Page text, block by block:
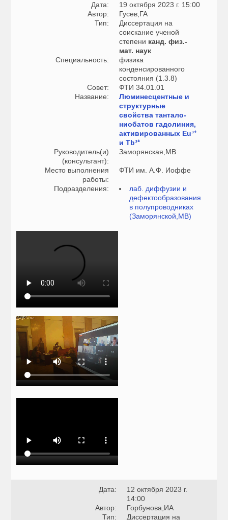
Дата:
19 октября 2023 г. 15:00
Автор:
Гусев,ГА
Тип:
Диссертация на
соискание ученой
степени канд. физ.-
мат. наук
Специальность:
физика
конденсированного
состояния (1.3.8)
Совет:
ФТИ 34.01.01
Название:
Люминесцентные и
структурные
свойства тантало-
ниобатов гадолиния,
активированных Eu³⁺
и Tb³⁺
Руководитель(и)
(консультант):
Заморянская,МВ
Место выполнения
работы:
ФТИ им. А.Ф. Иоффе
Подразделения:
лаб. диффузии и
дефектообразования
в полупроводниках
(Заморянской,МВ)
Дата:
12 октября 2023 г.
14:00
Автор:
Горбунова,ИА
Тип:
Диссертация на